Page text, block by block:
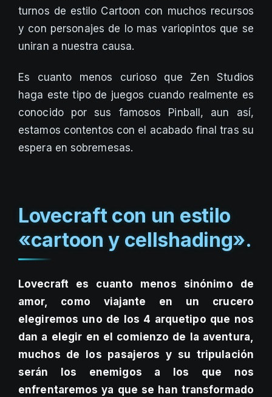
turnos de estilo Cartoon con muchos recursos
y con personajes de lo mas variopintos que se
uniran a nuestra causa.
Es cuanto menos curioso que Zen Studios
haga este tipo de juegos cuando realmente es
conocido por sus famosos Pinball, aun así,
estamos contentos con el acabado final tras su
espera en sobremesas.
Lovecraft con un estilo
«cartoon y cellshading».
Lovecraft es cuanto menos sinónimo de
amor, como viajante en un crucero
elegiremos uno de los 4 arquetipo que nos
dan a elegir en el comienzo de la aventura,
muchos de los pasajeros y su tripulación
serán los enemigos a los que nos
enfrentaremos ya que se han transformado